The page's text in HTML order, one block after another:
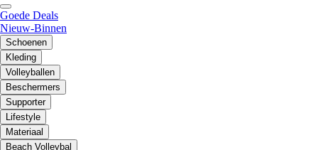
Goede Deals
Nieuw-Binnen
Schoenen
Kleding
Volleyballen
Beschermers
Supporter
Lifestyle
Materiaal
Beach Volleybal